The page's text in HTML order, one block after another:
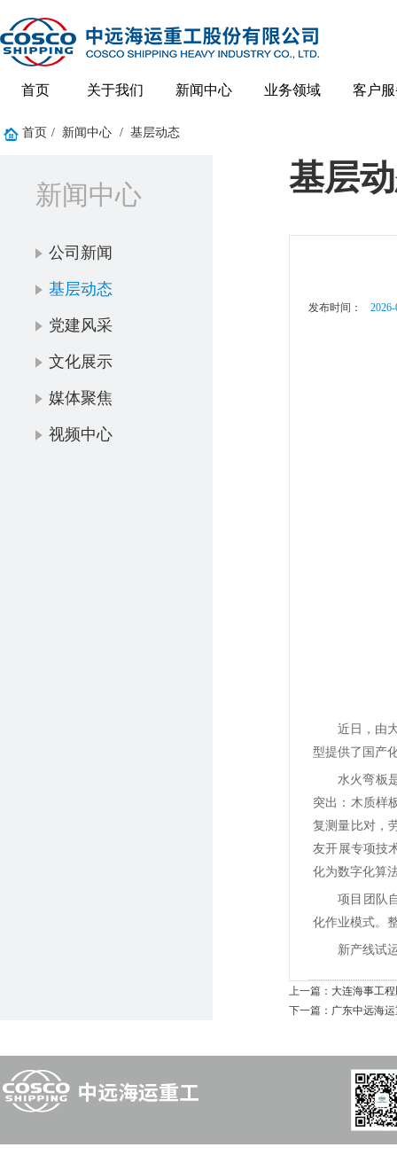
首页 关于我们 新闻中心 业务领域 客户
首页 / 新闻中心 / 基层动态
新闻中心
公司新闻
基层动态
党建风采
文化展示
媒体聚焦
视频中心
基层
发布时间：
近日，由
型提供了国产
水火弯板
突出：木质样
复测量比对，
友开展专项技
化为数字化算
项目团队
化作业模式。
新产线试
上一篇： 大连海事工
下一篇： 广东中远海